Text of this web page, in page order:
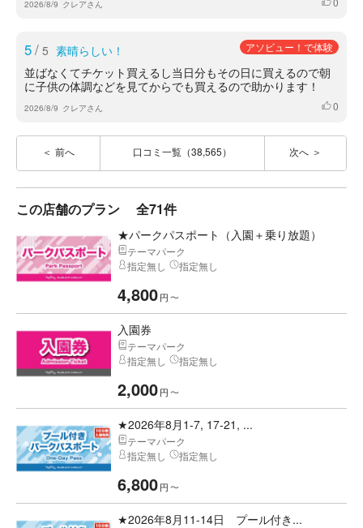
2026/8/9 クレアさん
5/ 5 素晴らしい！ アソビュー！で体験
並ばなくてチケット買えるし当日分もその日に買えるので朝
に子供の体調などを見てからでも買えるので助かります！
2026/8/9 クレアさん いいね
0
前へ 口コミ一覧（38,565） 次へ
この店舗のプラン 全71件
★パークパスポート（入園＋乗り放題）
テーマパーク
指定無し
指定無し
4,800円 〜
入園券
テーマパーク
指定無し
指定無し
2,000円 〜
★2026年8月1-7, 17-21, ...
テーマパーク
指定無し
指定無し
6,800円 〜
★2026年8月11-14日 プール付き...